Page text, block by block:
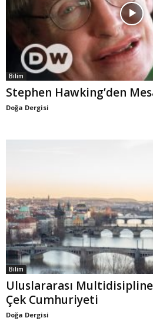
Bilim
Stephen Hawking’den
Doğa Dergisi
Bilim
Uluslararası
Çek Cumhuriyeti
Doğa Dergisi